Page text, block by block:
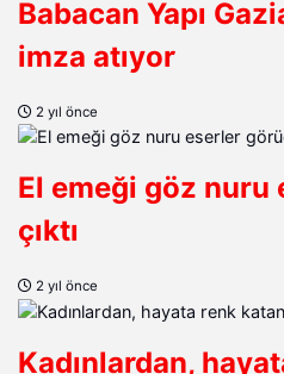
Babacan Yapı
imza atıyor
2 yıl önce
El emeği göz
çıktı
2 yıl önce
Kadınlardan,